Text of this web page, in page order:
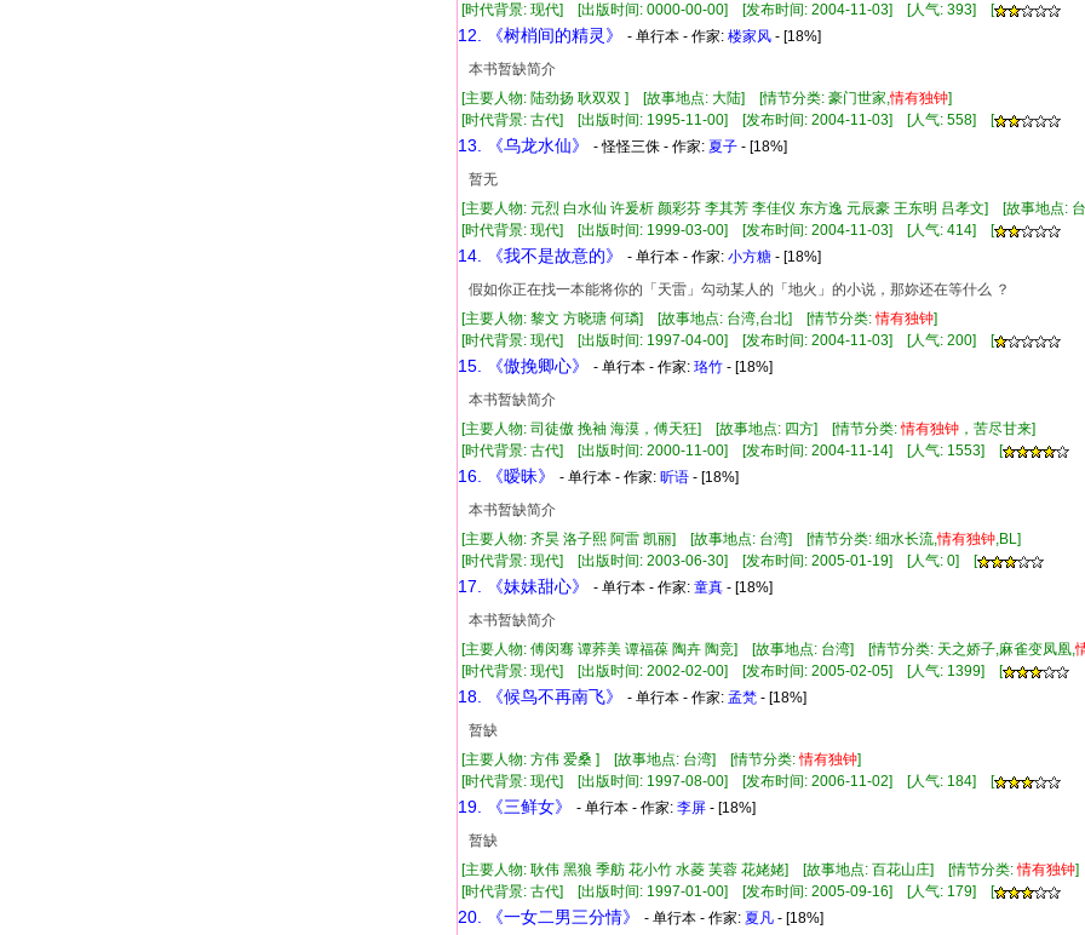
[时代背景: 现代] [出版时间: 0000-00-00] [发布时间: 2004-11-03] [人气: 393] [
12. 《树梢间的精灵》 - 单行本 - 作家: 楼家风 - [18%]
本书暂缺简介
[主要人物: 陆劲扬 耿双双 ] [故事地点: 大陆] [情节分类: 豪门世家,情有独钟]
[时代背景: 古代] [出版时间: 1995-11-00] [发布时间: 2004-11-03] [人气: 558] [
13. 《乌龙水仙》 - 怪怪三侏 - 作家: 夏子 - [18%]
暂无
[主要人物: 元烈 白水仙 许爰析 颜彩芬 李其芳 李佳仪 东方逸 元辰豪 王东明 吕孝文] [故事地点:
[时代背景: 现代] [出版时间: 1999-03-00] [发布时间: 2004-11-03] [人气: 414] [
14. 《我不是故意的》 - 单行本 - 作家: 小方糖 - [18%]
假如你正在找一本能将你的「天雷」勾动某人的「地火」的小说，那妳还在等什么 ？
[主要人物: 黎文 方晓瑭 何璘] [故事地点: 台湾,台北] [情节分类:情有独钟]
[时代背景: 现代] [出版时间: 1997-04-00] [发布时间: 2004-11-03] [人气: 200] [
15. 《傲挽卿心》 - 单行本 - 作家: 珞竹 - [18%]
本书暂缺简介
[主要人物: 司徒傲 挽袖 海漠，傅天狂] [故事地点: 四方] [情节分类:情有独钟 ，苦尽甘来]
[时代背景: 古代] [出版时间: 2000-11-00] [发布时间: 2004-11-14] [人气: 1553] [
16. 《暧昧》 - 单行本 - 作家: 昕语 - [18%]
本书暂缺简介
[主要人物: 齐昊 洛子熙 阿雷 凯丽] [故事地点: 台湾] [情节分类: 细水长流,情有独钟,BL]
[时代背景: 现代] [出版时间: 2003-06-30] [发布时间: 2005-01-19] [人气: 0] [
17. 《妹妹甜心》 - 单行本 - 作家: 童真 - [18%]
本书暂缺简介
[主要人物: 傅闵骞 谭荞美 谭福葆 陶卉 陶竞] [故事地点: 台湾] [情节分类: 天之娇子,麻雀变凤凰,
[时代背景: 现代] [出版时间: 2002-02-00] [发布时间: 2005-02-05] [人气: 1399] [
18. 《候鸟不再南飞》 - 单行本 - 作家: 孟梵 - [18%]
暂缺
[主要人物: 方伟 爱桑 ] [故事地点: 台湾] [情节分类:情有独钟]
[时代背景: 现代] [出版时间: 1997-08-00] [发布时间: 2006-11-02] [人气: 184] [
19. 《三鲜女》 - 单行本 - 作家: 李屏 - [18%]
暂缺
[主要人物: 耿伟 黑狼 季舫 花小竹 水菱 芙蓉 花姥姥] [故事地点: 百花山庄] [情节分类:情有独钟]
[时代背景: 古代] [出版时间: 1997-01-00] [发布时间: 2005-09-16] [人气: 179] [
20. 《一女二男三分情》 - 单行本 - 作家: 夏凡 - [18%]